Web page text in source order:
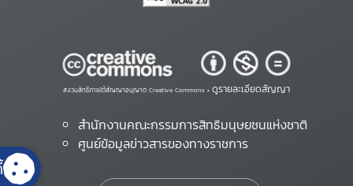
สงวนสิทธิ์ภายใต้สัญญาอนุญาต Creative Commons • ดูรายละเอียดสัญญา
สำนักงานคณะกรรมการสิทธิมนุษยชนแห่งชาติ
ศูนย์ข้อมูลข่าวสารของทางราชการ